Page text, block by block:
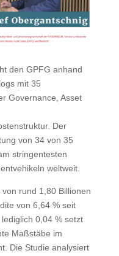
den GPFG anhand
mit 35
Governance, Asset
Der
von 34 von 35
stringentesten
weltweit.
rund 1,80 Billionen
von 6,64 % seit
0,04 % setzt
Maßstäbe im
Die Studie analysiert